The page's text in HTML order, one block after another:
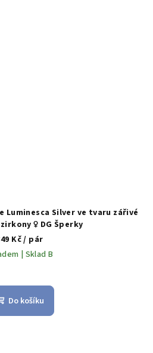
Luminesca Silver ve tvaru zářivé
♀️ DG Šperky
Kč/ pár
| Sklad B
Do košíku